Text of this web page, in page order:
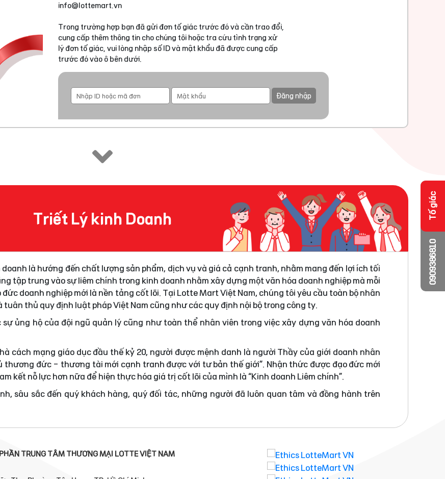
info@lottemart.vn
Trong trường hợp bạn đã gửi đơn tố giác trước đó và cần trao đổi,
cung cấp thêm thông tin cho chúng tôi hoặc tra cứu tình trạng xử
lý đơn tố giác, vui lòng nhập số ID và mật khẩu đã được cung cấp
trước đó vào ô bên dưới.
Đăng nhập
Triết Lý kinh Doanh
là hướng đến chất lượng sản phẩm, dịch vụ và giá cả cạnh tranh, nhằm mang đến lợi ích tối
tập trung vào sự liêm chính trong kinh doanh nhằm xây dựng một văn hóa doanh nghiệp mà mỗi
doanh nghiệp mới là nền tảng cốt lõi. Tại Lotte Mart Việt Nam, chúng tôi yêu cầu toàn bộ nhân
thủ quy định luật pháp Việt Nam cũng như các quy định nội bộ trong công ty.
ủng hộ của đội ngũ quản lý cũng như toàn thể nhân viên trong việc xây dựng văn hóa doanh
cách mạng giáo dục đầu thế kỷ 20, người được mệnh danh là người Thầy của giới doanh nhân
thương đức - thương tài mới cạnh tranh được với tư bản thế giới”. Nhận thức được đạo đức mới
kết nỗ lực hơn nữa để hiện thực hóa giá trị cốt lõi của mình là “Kinh doanh Liêm chính”.
sâu sắc đến quý khách hàng, quý đối tác, những người đã luôn quan tâm và đồng hành trên
TRUNG TÂM THƯƠNG MẠI LOTTE VIỆT NAM
0909386810
Tố giác